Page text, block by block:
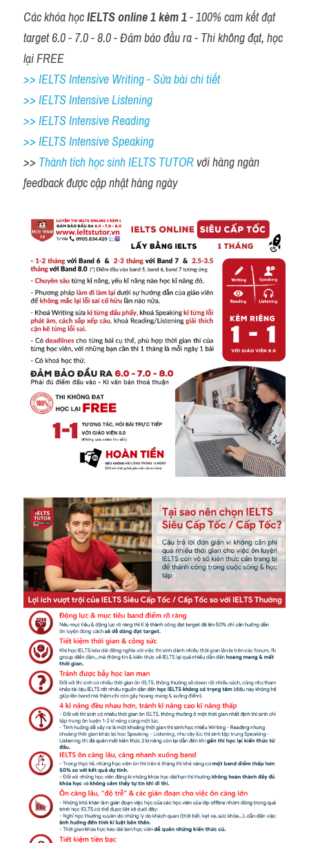
Các khóa học IELTS online 1 kèm 1 - 100% cam kết đạt
target 6.0 - 7.0 - 8.0 - Đảm bảo đầu ra - Thi không đạt, học
lại FREE
>> IELTS Intensive Writing - Sửa bài chi tiết
>> IELTS Intensive Listening
>> IELTS Intensive Reading
>> IELTS Intensive Speaking
>> Thành tích học sinh IELTS TUTOR với hàng ngàn
feedback được cập nhật hàng ngày